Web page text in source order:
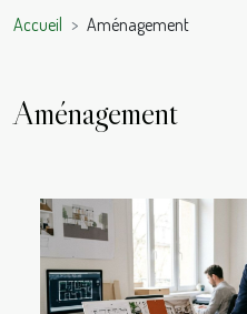
Accueil Aménagement
Aménagement